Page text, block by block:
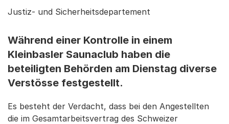
Justiz- und Sicherheitsdepartement
Während einer Kontrolle in einem
Kleinbasler Saunaclub haben die
beteiligten Behörden am Dienstag diverse
Verstösse festgestellt.
Es besteht der Verdacht, dass bei den Angestellten
die im Gesamtarbeitsvertrag des Schweizer